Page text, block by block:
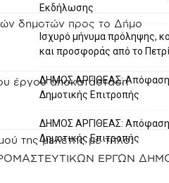
δημοτών προς το Δήμο
έργου αποκατάσταση
της μελέτης με τίτλο:
ΕΡΓΩΝ
Εκδήλωσης
Ισχυρό μήνυμα πρόληψης,
και προσφοράς από το
ΔΗΜΟΣ ΑΡΓΙΘΕΑΣ: Απόφαση
Δημοτικής Επιτροπής
ΔΗΜΟΣ ΑΡΓΙΘΕΑΣ: Απόφαση
Δημοτικής Επιτροπής